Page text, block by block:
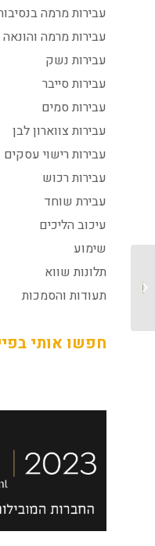
עבירות מרמה
עבירות מרמה והונאה
עבירות נשק
עבירות סייבר
עבירות סמים
עבירות צווארון לבן
עבירות רישוי עסקים
עבירות רכוש
עבירת שוחד
עיכוב הליכים
שימוע
תלונות שווא
תעודות והסמכות
חפשו אותי
תעודת הוקרה
משפט